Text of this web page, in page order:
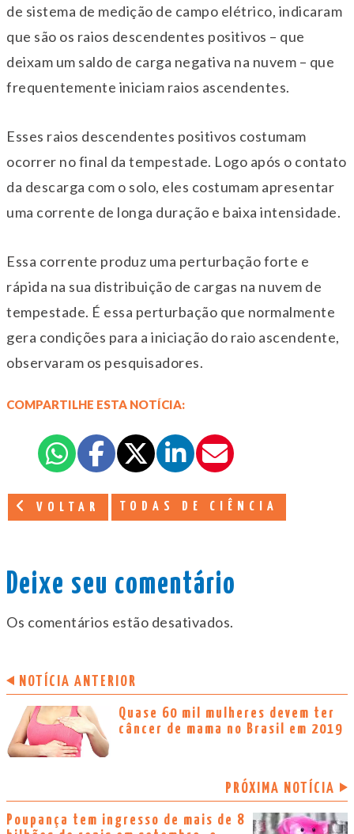
de sistema de medição de campo elétrico, indicaram
que são os raios descendentes positivos – que
deixam um saldo de carga negativa na nuvem – que
frequentemente iniciam raios ascendentes.
Esses raios descendentes positivos costumam
ocorrer no final da tempestade. Logo após o contato
da descarga com o solo, eles costumam apresentar
uma corrente de longa duração e baixa intensidade.
Essa corrente produz uma perturbação forte e
rápida na sua distribuição de cargas na nuvem de
tempestade. É essa perturbação que normalmente
gera condições para a iniciação do raio ascendente,
observaram os pesquisadores.
COMPARTILHE ESTA NOTÍCIA:
VOLTAR TODAS DE CIÊNCIA
Deixe seu comentário
Os comentários estão desativados.
NOTÍCIA ANTERIOR
Quase 60 mil mulheres devem ter
câncer de mama no Brasil em 2019
PRÓXIMA NOTÍCIA
Poupança tem ingresso de mais de 8